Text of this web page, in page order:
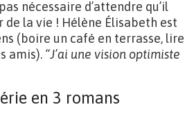
nécessaire d’attendre qu’il
la vie ! Hélène Élisabeth est
(boire un café en terrasse, lire
amis). “J’ai une vision optimiste
en 3 romans